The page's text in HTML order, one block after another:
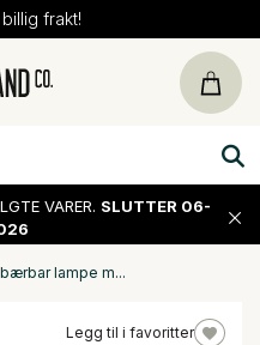
frakt!
VARER. SLUTTER 06-
lampe m...
Legg til i favoritter